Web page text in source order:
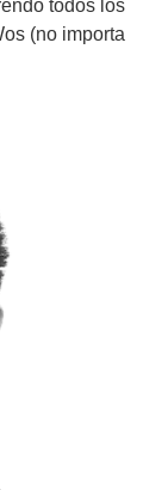
todos los
(no importa